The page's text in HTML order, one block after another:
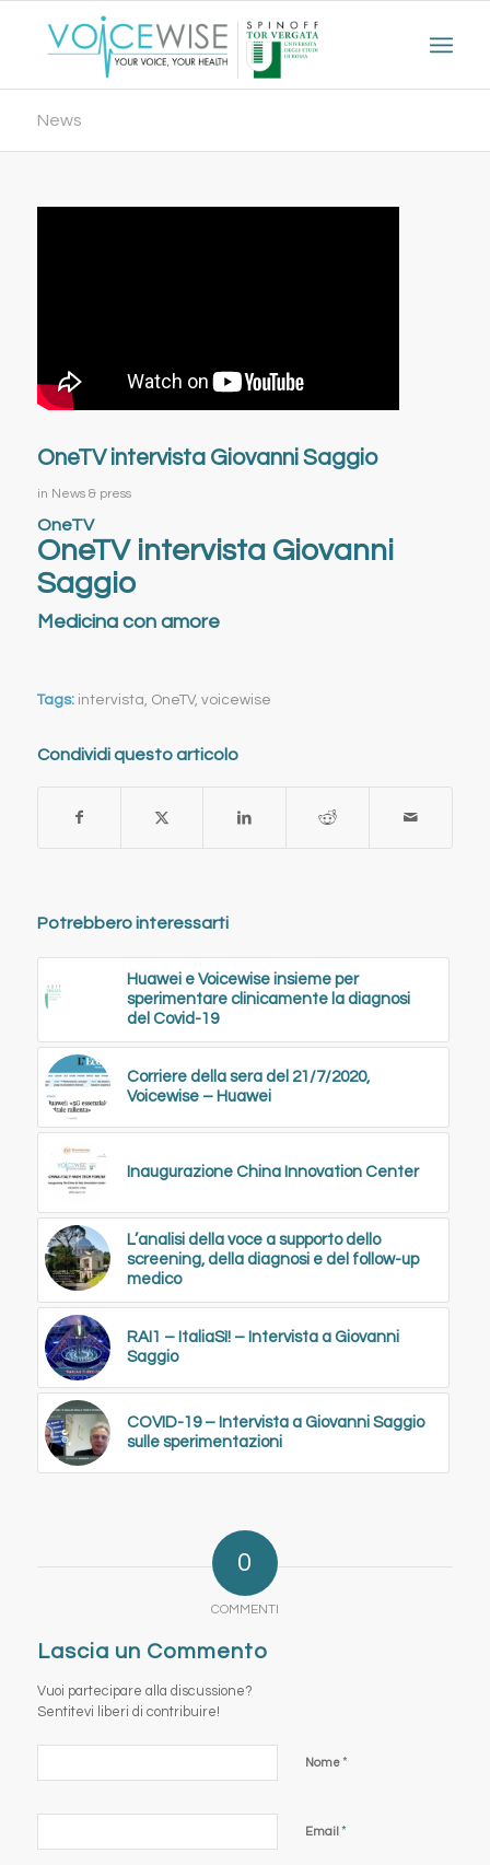
News
OneTV intervista Giovanni Saggio
in News & press
OneTV
OneTV intervista Giovanni
Saggio
Medicina con amore
Tags: intervista OneTV, voicewise
Condividi questo articolo
Potrebbero interessarti
Huawei e Voicewise insieme per
sperimentare clinicamente la diagnosi
del Covid-19
Corriere della sera del 21/7/2020,
Voicewise – Huawei
Inaugurazione China Innovation Center
L’analisi della voce a supporto dello
screening, della diagnosi e del follow-up
medico
RAI1 – ItaliaSì! – Intervista a Giovanni
Saggio
COVID-19 – Intervista a Giovanni Saggio
sulle sperimentazioni
0
COMMENTI
Lascia un Commento
Vuoi partecipare alla discussione?
Sentitevi liberi di contribuire!
Nome*
Email *